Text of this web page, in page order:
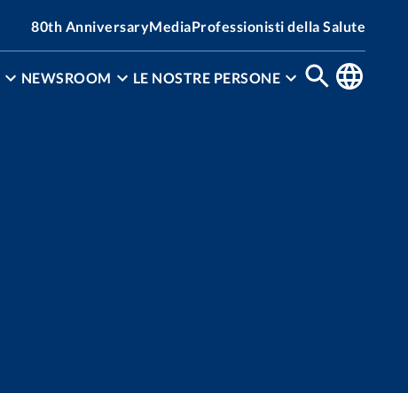
80th AnniversaryMediaProfessionisti della Salute
NEWSROOM LE NOSTRE PERSONE